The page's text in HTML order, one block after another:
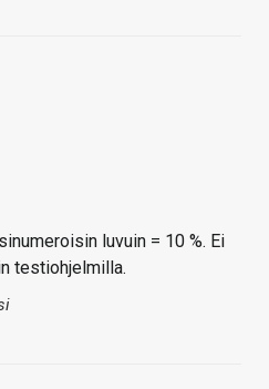
luvuin = 10 %. Ei
testiohjelmilla.